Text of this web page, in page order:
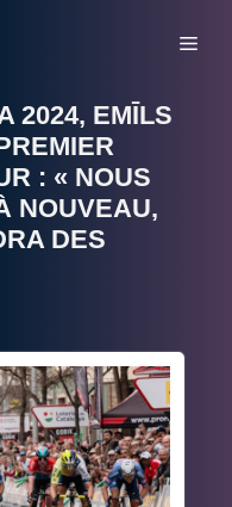
2024, EMĪLS
: « NOUS
NOUVEAU,
DES